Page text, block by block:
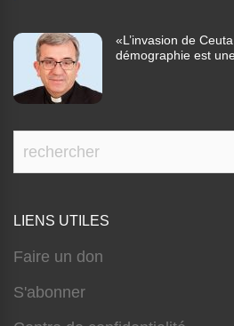
«L’invasion de
démographie est
LIENS UTILES
Faire un don
S'abonner